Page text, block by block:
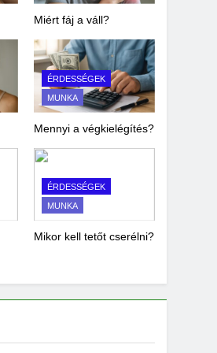
Miért fáj a váll?
ÉRDESSÉGEK
MUNKA
Mennyi a végkielégítés?
ÉRDESSÉGEK
MUNKA
Mikor kell tetőt cserélni?